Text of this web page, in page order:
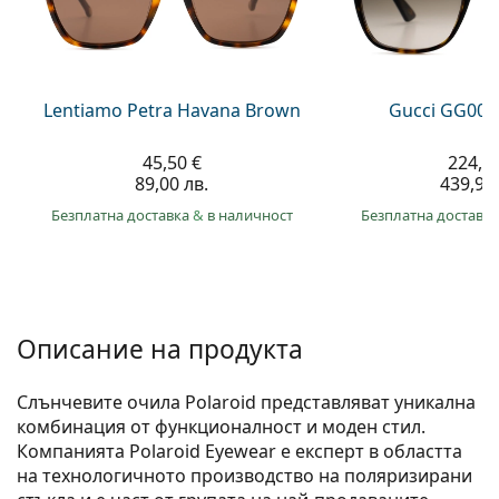
Persol
Prada
Всички марки
Lentiamo Petra Havana Brown
45,50 €
89,00 лв.
Безплатна доставка& в наличност
Gucci
Безплатна
Описание на продукта
Слънчевите очила Polaroid представляват уникална
комбинация от функционалност и моден стил.
Компанията Polaroid Eyewear е експерт в областта
на технологичното производство на поляризирани